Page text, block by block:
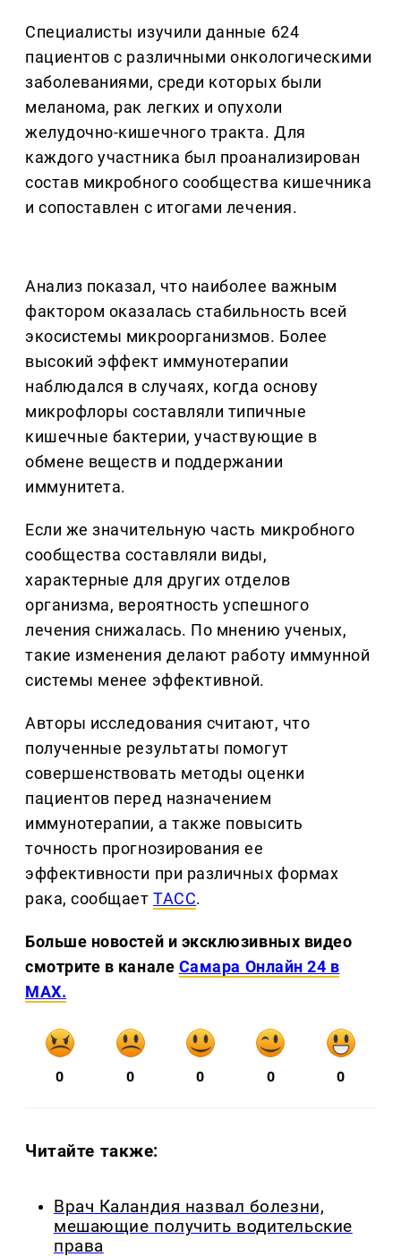
Специалисты изучили данные 624
пациентов с различными онкологическими
заболеваниями, среди которых были
меланома, рак легких и опухоли
желудочно-кишечного тракта. Для
каждого участника был проанализирован
состав микробного сообщества кишечника
и сопоставлен с итогами лечения.
Анализ показал, что наиболее важным
фактором оказалась стабильность всей
экосистемы микроорганизмов. Более
высокий эффект иммунотерапии
наблюдался в случаях, когда основу
микрофлоры составляли типичные
кишечные бактерии, участвующие в
обмене веществ и поддержании
иммунитета.
Если же значительную часть микробного
сообщества составляли виды,
характерные для других отделов
организма, вероятность успешного
лечения снижалась. По мнению ученых,
такие изменения делают работу иммунной
системы менее эффективной.
Авторы исследования считают, что
полученные результаты помогут
совершенствовать методы оценки
пациентов перед назначением
иммунотерапии, а также повысить
точность прогнозирования ее
эффективности при различных формах
рака, сообщаетТАСС.
Больше новостей и эксклюзивных видео
смотрите в канале Самара Онлайн 24 в
MAX.
0 0 0 0 0
Читайте также:
Врач Каландия назвал болезни,
мешающие получить водительские
права